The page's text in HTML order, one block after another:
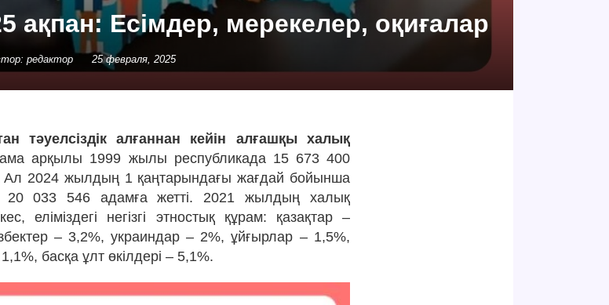
ақпан: Есімдер, мерекелер, оқиғалар
редактор 25 февраля, 2025
тәуелсіздік алғаннан кейін алғашқы халық
арқылы 1999 жылы республикада 15 673 400
2024 жылдың 1 қаңтарындағы жағдай бойынша
20 033 546 адамға жетті. 2021 жылдың халық
еліміздегі негізгі этностық құрам: қазақтар –
– 3,2%, украиндар – 2%, ұйғырлар – 1,5%,
басқа ұлт өкілдері – 5,1%.